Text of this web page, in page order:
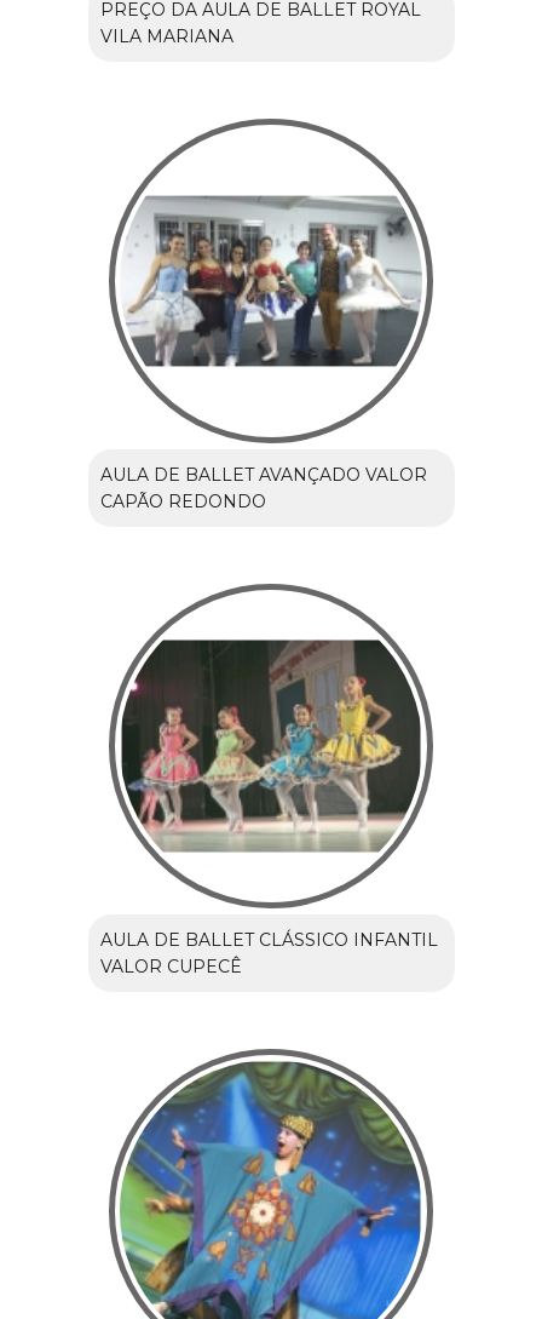
PREÇO DA AULA DE BALLET ROYAL
VILA MARIANA
AULA DE BALLET AVANÇADO VALOR
CAPÃO REDONDO
AULA DE BALLET CLÁSSICO INFANTIL
VALOR CUPECÊ